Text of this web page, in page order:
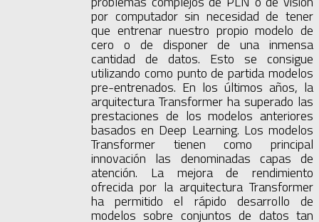
por computador sin necesidad de tener
que entrenar nuestro propio modelo de
cero o de disponer de una inmensa
cantidad de datos. Esto se consigue
utilizando como punto de partida modelos
pre-entrenados. En los últimos años, la
arquitectura Transformer ha superado las
prestaciones de los modelos anteriores
basados en Deep Learning. Los modelos
Transformer tienen como principal
innovación las denominadas capas de
atención. La mejora de rendimiento
ofrecida por la arquitectura Transformer
ha permitido el rápido desarrollo de
modelos sobre conjuntos de datos tan